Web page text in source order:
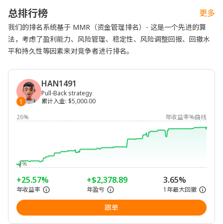
总排行榜 更多
我们的排名系统基于 MMR（资金管理排名）- 这是一个先进的算
法，考虑了盈利能力、风险管理、稳定性、风险调整回报、回撤水
平和持久性等因素来对竞争者进行排名。
1
HAN1491
Pull-Back strategy
累计入金: $5,000.00
26%
年收益率%曲线
-3%
+25.57%
年收益率
+$2,378.89
年盈亏
3.65%
1年最大回撤
跟单